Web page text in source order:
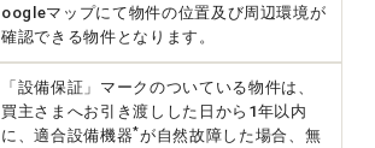
oogleマップにて物件の位置及び周辺環境が
確認できる物件となります。
「設備保証」マークのついている物件は、
買主さまへお引き渡しした日から1年以内
に、適合設備機器*が自然故障した場合、無